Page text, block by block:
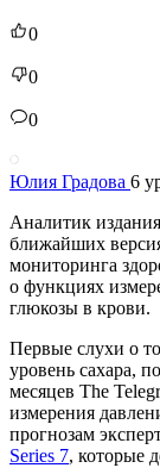
0
0
0
Юлия Градова 6
Аналитик
ближайших
мониторинга
о функциях
глюкозы в крови.
Первые слухи о
уровень сахара,
месяцев The
измерения
прогнозам
Series 7, которые